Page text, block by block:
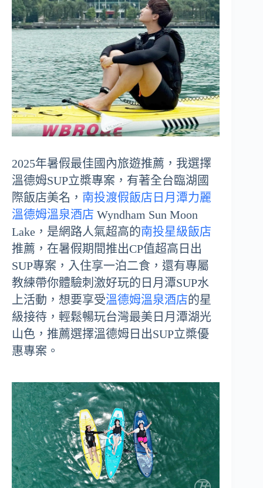
2025年暑假最佳國內旅遊推薦，我選擇
溫德姆SUP立槳專案，有著全台臨湖國
際飯店美名， 南投渡假飯店日月潭力麗
溫德姆溫泉酒店 Wyndham Sun Moon
Lake，是網路人氣超高的南投星級飯店
推薦，在暑假期間推出CP值超高日出
SUP專案，入住享一泊二食，還有專屬
教練帶你體驗刺激好玩的日月潭SUP水
上活動，想要享受溫德姆溫泉酒店的星
級接待，輕鬆暢玩台灣最美日月潭湖光
山色，推薦選擇溫德姆日出SUP立槳優
惠專案。